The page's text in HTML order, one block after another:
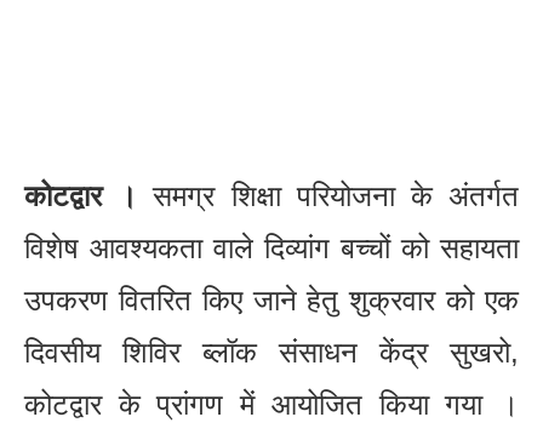
कोटद्वार । समग्र शिक्षा परियोजना के अंतर्गत
विशेष आवश्यकता वाले दिव्यांग बच्चों को सहायता
उपकरण वितरित किए जाने हेतु शुक्रवार को एक
दिवसीय शिविर ब्लॉक संसाधन केंद्र सुखरो,
कोटद्वार के प्रांगण में आयोजित किया गया ।